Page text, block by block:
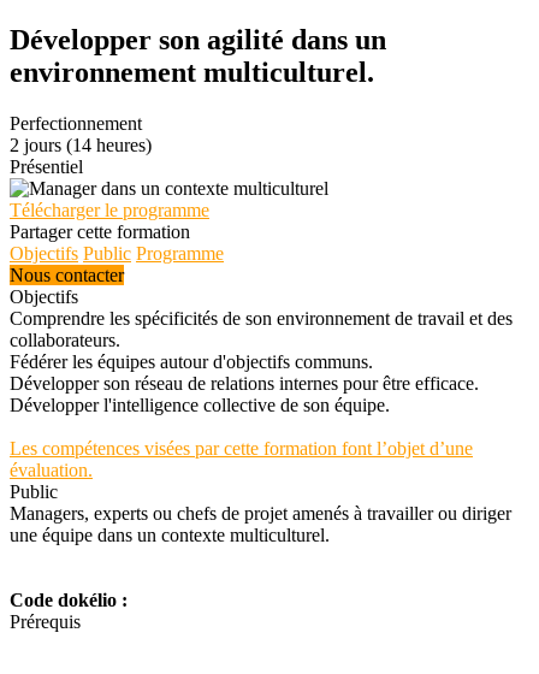
Développer son agilité dans un
environnement multiculturel.
Perfectionnement
2 jours (14 heures)
Présentiel
Télécharger le programme
Partager cette formation
Objectifs Public Programme
Nous contacter
Objectifs
Comprendre les spécificités de son environnement de travail et des
collaborateurs.
Fédérer les équipes autour d'objectifs communs.
Développer son réseau de relations internes pour être efficace.
Développer l'intelligence collective de son équipe.
Les compétences visées par cette formation font l’objet d’une
évaluation.
Public
Managers, experts ou chefs de projet amenés à travailler ou diriger
une équipe dans un contexte multiculturel.
Code dokélio :
Prérequis